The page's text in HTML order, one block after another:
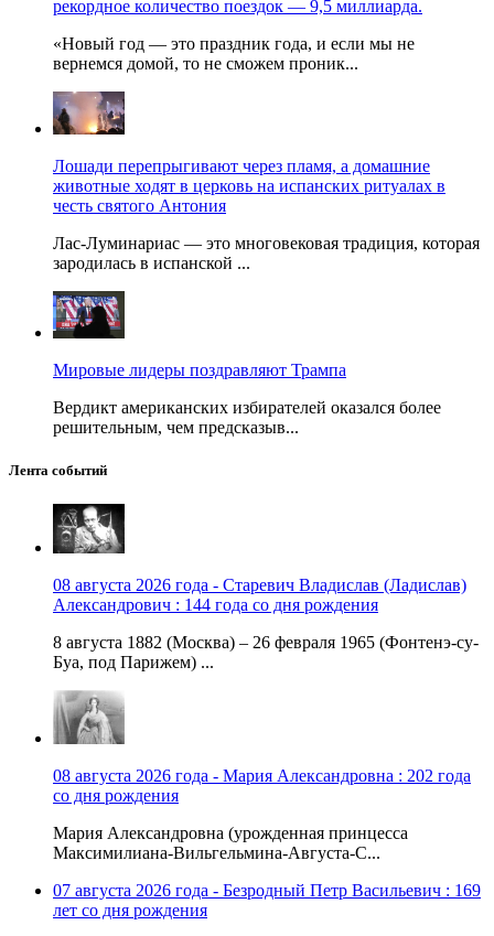
рекордное количество поездок — 9,5 миллиарда.
«Новый год — это праздник года, и если мы не
вернемся домой, то не сможем проник...
Лошади перепрыгивают через пламя, а домашние
животные ходят в церковь на испанских ритуалах в
честь святого Антония
Лас-Луминариас — это многовековая традиция, которая
зародилась в испанской ...
Мировые лидеры поздравляют Трампа
Вердикт американских избирателей оказался более
решительным, чем предсказыв...
Лента событий
08 августа 2026 года - Старевич Владислав (Ладислав)
Александрович : 144 года со дня рождения
8 августа 1882 (Москва) – 26 февраля 1965 (Фонтенэ-су-
Буа, под Парижем) ...
08 августа 2026 года - Мария Александровна : 202 года
со дня рождения
Мария Александровна (урожденная принцесса
Максимилиана-Вильгельмина-Августа-С...
07 августа 2026 года - Безродный Петр Васильевич : 169
лет со дня рождения